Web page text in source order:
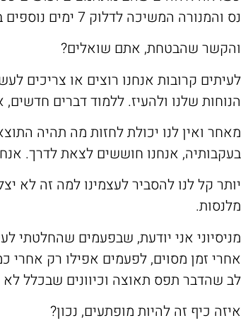
נס והמנורה המשיכה לדלוק 7 ימים נוספים ברציפות.
והקשר שהבטחת, אתם שואלים?
לעיתים קרובות אנחנו רוצים או צריכים
הנוחות שלנו ולהעיז. ללמוד דברים
מאחר ואין לנו יכולת לחזות מה תהיה
בעקבותיה, אנחנו חוששים לצאת לדרך.
יותר קל לנו להסביר לעצמינו למה זה לא
מלנסות.
מניסיוני אני יודעת, שבפעמים שהחלטתי
אחרי זמן מסוים, לפעמים אפילו רק
לב שהדבר תפס תאוצה וכיוונים שבכלל
איזה כיף זה להיות מופתעים, נכון?